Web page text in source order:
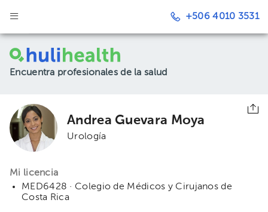
+506 4010 3531
Encuentra profesionales de la salud
Andrea Guevara Moya
Urología
Mi licencia
MED6428 · Colegio de Médicos y Cirujanos de
Costa Rica